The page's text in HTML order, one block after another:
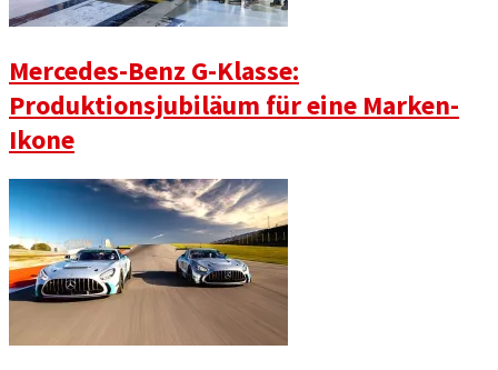
Mercedes-Benz G-Klasse:
Produktionsjubiläum für eine Marken-
Ikone